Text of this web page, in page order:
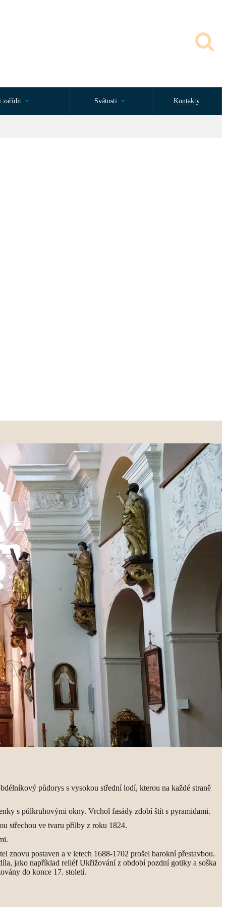
zařídit Svátosti Kontakty
půdorys s vysokou střední lodí, kterou na každé straně
s půlkruhovými okny. Vrchol fasády zdobí štít s pyramidami.
střechou ve tvaru přilby z roku 1824.
znovu postaven a v letech 1688-1702 prošel barokní přestavbou.
jako například reliéf Ukřižování z období pozdní gotiky a soška
do konce 17. století.